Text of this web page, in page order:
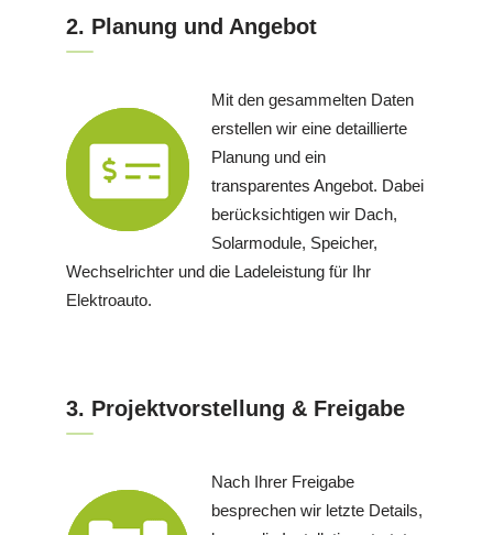
2. Planung und Angebot
Mit den gesammelten Daten
erstellen wir eine detaillierte
Planung und ein
transparentes Angebot. Dabei
berücksichtigen wir Dach,
Solarmodule, Speicher,
Wechselrichter und die Ladeleistung für Ihr
Elektroauto.
3. Projektvorstellung & Freigabe
Nach Ihrer Freigabe
besprechen wir letzte Details,